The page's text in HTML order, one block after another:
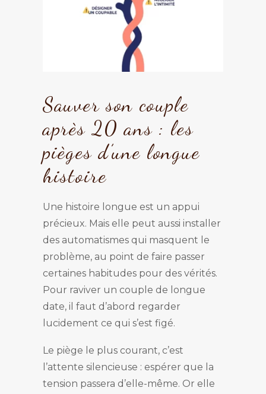
Sauver son couple
après 20 ans : les
pièges d’une longue
histoire
Une histoire longue est un appui
précieux. Mais elle peut aussi installer
des automatismes qui masquent le
problème, au point de faire passer
certaines habitudes pour des vérités.
Pour raviver un couple de longue
date, il faut d’abord regarder
lucidement ce qui s’est figé.
Le piège le plus courant, c’est
l’attente silencieuse : espérer que la
tension passera d’elle-même. Or elle